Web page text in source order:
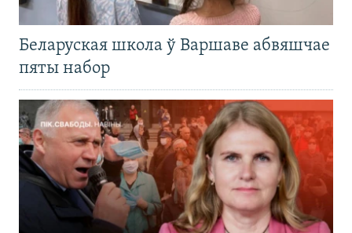
Беларуская школа ў Варшаве абвяшчае
пяты набор